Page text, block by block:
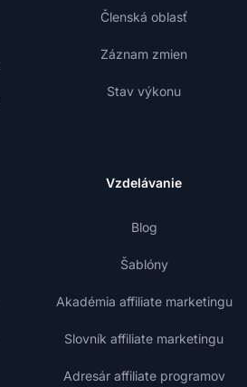
Členská oblasť
Záznam zmien
Stav výkonu
Vzdelávanie
Blog
Šablóny
Akadémia affiliate marketingu
Slovník affiliate marketingu
Adresár affiliate programov